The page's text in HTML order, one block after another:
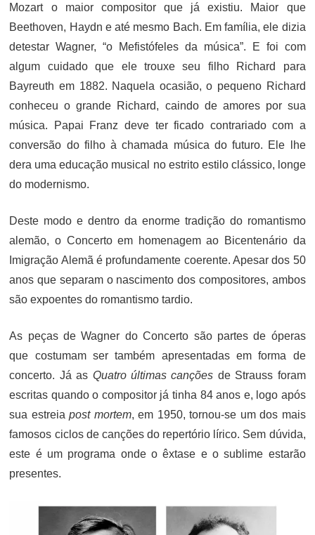
Mozart o maior compositor que já existiu. Maior que
Beethoven, Haydn e até mesmo Bach. Em família, ele dizia
detestar Wagner, “o Mefistófeles da música”. E foi com
algum cuidado que ele trouxe seu filho Richard para
Bayreuth em 1882. Naquela ocasião, o pequeno Richard
conheceu o grande Richard, caindo de amores por sua
música. Papai Franz deve ter ficado contrariado com a
conversão do filho à chamada música do futuro. Ele lhe
dera uma educação musical no estrito estilo clássico, longe
do modernismo.
Deste modo e dentro da enorme tradição do romantismo
alemão, o Concerto em homenagem ao Bicentenário da
Imigração Alemã é profundamente coerente. Apesar dos 50
anos que separam o nascimento dos compositores, ambos
são expoentes do romantismo tardio.
As peças de Wagner do Concerto são partes de óperas
que costumam ser também apresentadas em forma de
concerto. Já as Quatro últimas canções de Strauss foram
escritas quando o compositor já tinha 84 anos e, logo após
sua estreiapost mortem, em 1950, tornou-se um dos mais
famosos ciclos de canções do repertório lírico. Sem dúvida,
este é um programa onde o êxtase e o sublime estarão
presentes.